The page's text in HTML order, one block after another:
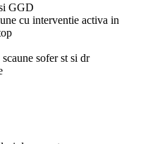
GGD
cu interventie activa in
scaune sofer st si dr